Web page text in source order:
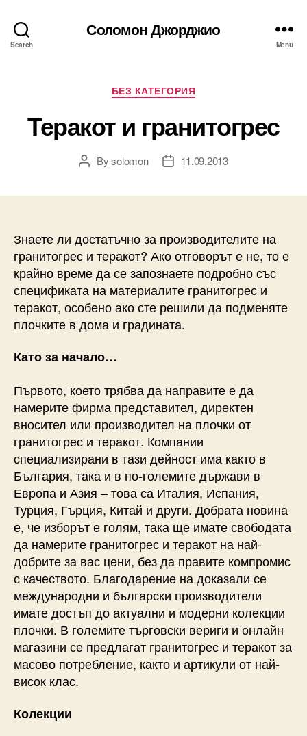
Search
Соломон Джорджио
Menu
Categories
БЕЗ КАТЕГОРИЯ
Теракот и гранитогрес
PostBysolomon
Post11.09.2013
Знаете ли достатъчно за производителите на
гранитогрес и теракот? Ако отговорът е не, то е
крайно време да се запознаете подробно със
спецификата на материалите гранитогрес и
теракот, особено ако сте решили да подменяте
плочките в дома и градината.
Като за начало…
Първото, което трябва да направите е да
намерите фирма представител, директен
вносител или производител на плочки от
гранитогрес и теракот. Компании
специализирани в тази дейност има както в
България, така и в по-големите държави в
Европа и Азия – това са Италия, Испания,
Турция, Гърция, Китай и други. Добрата новина
е, че изборът е голям, така ще имате свободата
да намерите гранитогрес и теракот на най-
добрите за вас цени, без да правите компромис
с качеството. Благодарение на доказали се
международни и български производители
имате достъп до актуални и модерни колекции
плочки. В големите търговски вериги и онлайн
магазини се предлагат гранитогрес и теракот за
масово потребление, както и артикули от най-
висок клас.
Колекции